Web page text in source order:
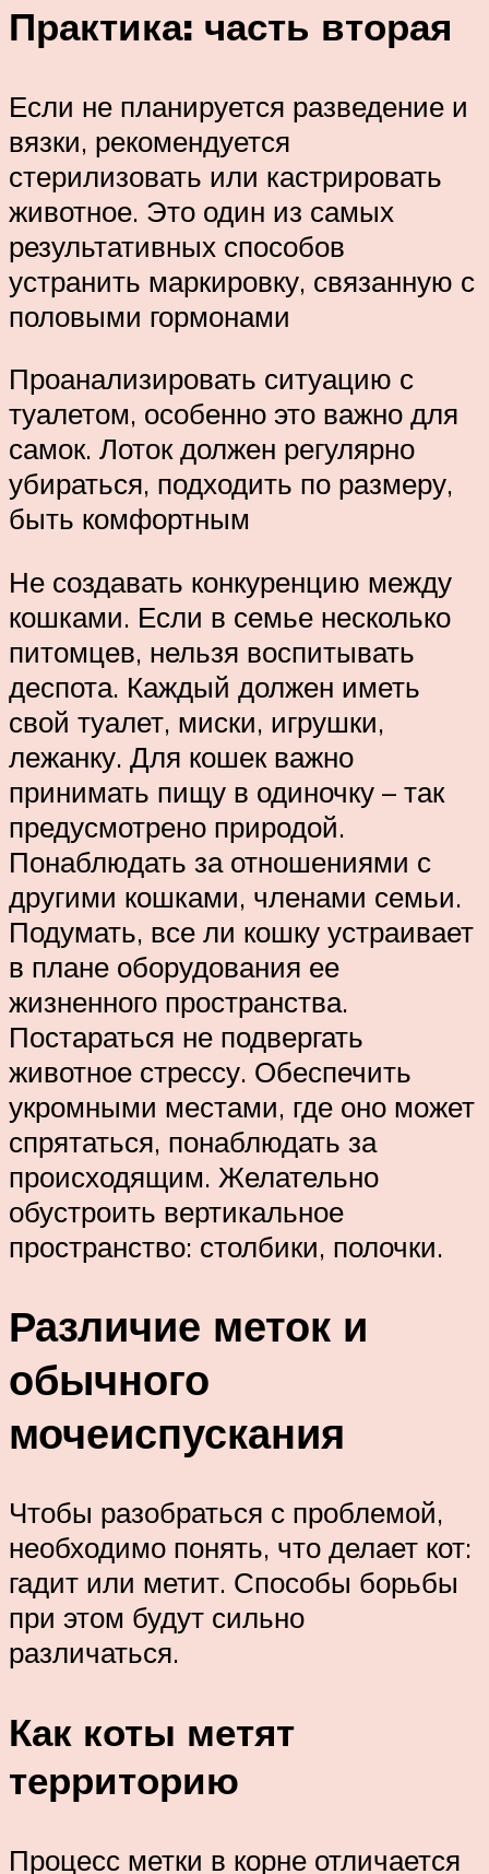
Практика: часть вторая
Если не планируется разведение и
вязки, рекомендуется
стерилизовать или кастрировать
животное. Это один из самых
результативных способов
устранить маркировку, связанную с
половыми гормонами
Проанализировать ситуацию с
туалетом, особенно это важно для
самок. Лоток должен регулярно
убираться, подходить по размеру,
быть комфортным
Не создавать конкуренцию между
кошками. Если в семье несколько
питомцев, нельзя воспитывать
деспота. Каждый должен иметь
свой туалет, миски, игрушки,
лежанку. Для кошек важно
принимать пищу в одиночку – так
предусмотрено природой.
Понаблюдать за отношениями с
другими кошками, членами семьи.
Подумать, все ли кошку устраивает
в плане оборудования ее
жизненного пространства.
Постараться не подвергать
животное стрессу. Обеспечить
укромными местами, где оно может
спрятаться, понаблюдать за
происходящим. Желательно
обустроить вертикальное
пространство: столбики, полочки.
Различие меток и
обычного
мочеиспускания
Чтобы разобраться с проблемой,
необходимо понять, что делает кот:
гадит или метит. Способы борьбы
при этом будут сильно
различаться.
Как коты метят
территорию
Процесс метки в корне отличается